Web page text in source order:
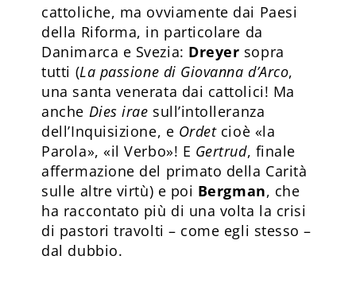
cattoliche, ma ovviamente dai Paesi
della Riforma, in particolare da
Danimarca e Svezia: Dreyer sopra
tutti (La passione di Giovanna d’Arco,
una santa venerata dai cattolici! Ma
anche Dies irae sull’intolleranza
dell’Inquisizione, e Ordet cioè «la
Parola», «il Verbo»! E Gertrud, finale
affermazione del primato della Carità
sulle altre virtù) e poi Bergman, che
ha raccontato più di una volta la crisi
di pastori travolti – come egli stesso –
dal dubbio.